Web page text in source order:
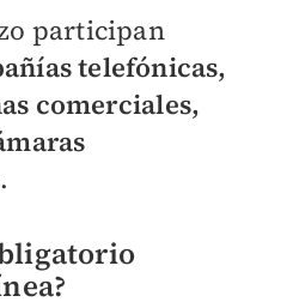
participan
telefónicas,
comerciales,
.